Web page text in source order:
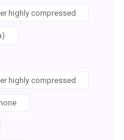
highly compressed
highly compressed